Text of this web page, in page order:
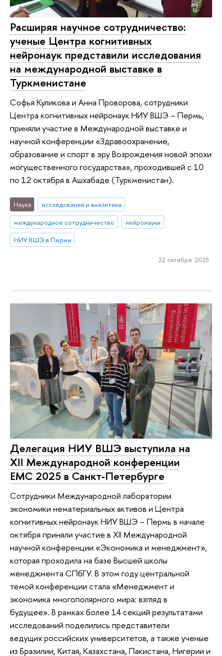
Расширяя научное сотрудничество:
ученые Центра когнитивных
нейронаук представили исследования
на международной выставке в
Туркменистане
Софья Куликова и Анна Проворова, сотрудники
Центра когнитивных нейронаук НИУ ВШЭ – Пермь,
приняли участие в Международной выставке и
научной конференции «Здравоохранение,
образование и спорт в эру Возрождения новой эпохи
могущественного государства», проходившей с 10
по 12 октября в Ашхабаде (Туркменистан).
Наука
исследования и аналитика
международное сотрудничество
нейронауки
НИУ ВШЭ в Перми
22 октября 2025
Делегация НИУ ВШЭ выступила на
XII Международной конференции
EMC 2025 в Санкт-Петербурге
Сотрудники Международной лаборатории
экономики нематериальных активов и Центра
когнитивных нейронаук НИУ ВШЭ – Пермь в начале
октября приняли участие в ХII Международной
научной конференции «Экономика и менеджмент»,
которая проходила на базе Высшей школы
менеджмента СПбГУ. В этом году центральной
темой конференции стала «Менеджмент и
экономика многополярного мира: взгляд в
будущее». В рамках более 14 секций результатами
исследований поделились представители
ведущих российских университетов, а также ученые
из Бразилии, Китая, Казахстана, Пакистана, Нигерии и